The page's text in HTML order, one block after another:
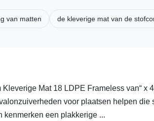
van matten de kleverige mat van de
Mat 18 LDPE Frameless van“ x
voor plaatsen helpen die
kenmerken een plakkerige ...